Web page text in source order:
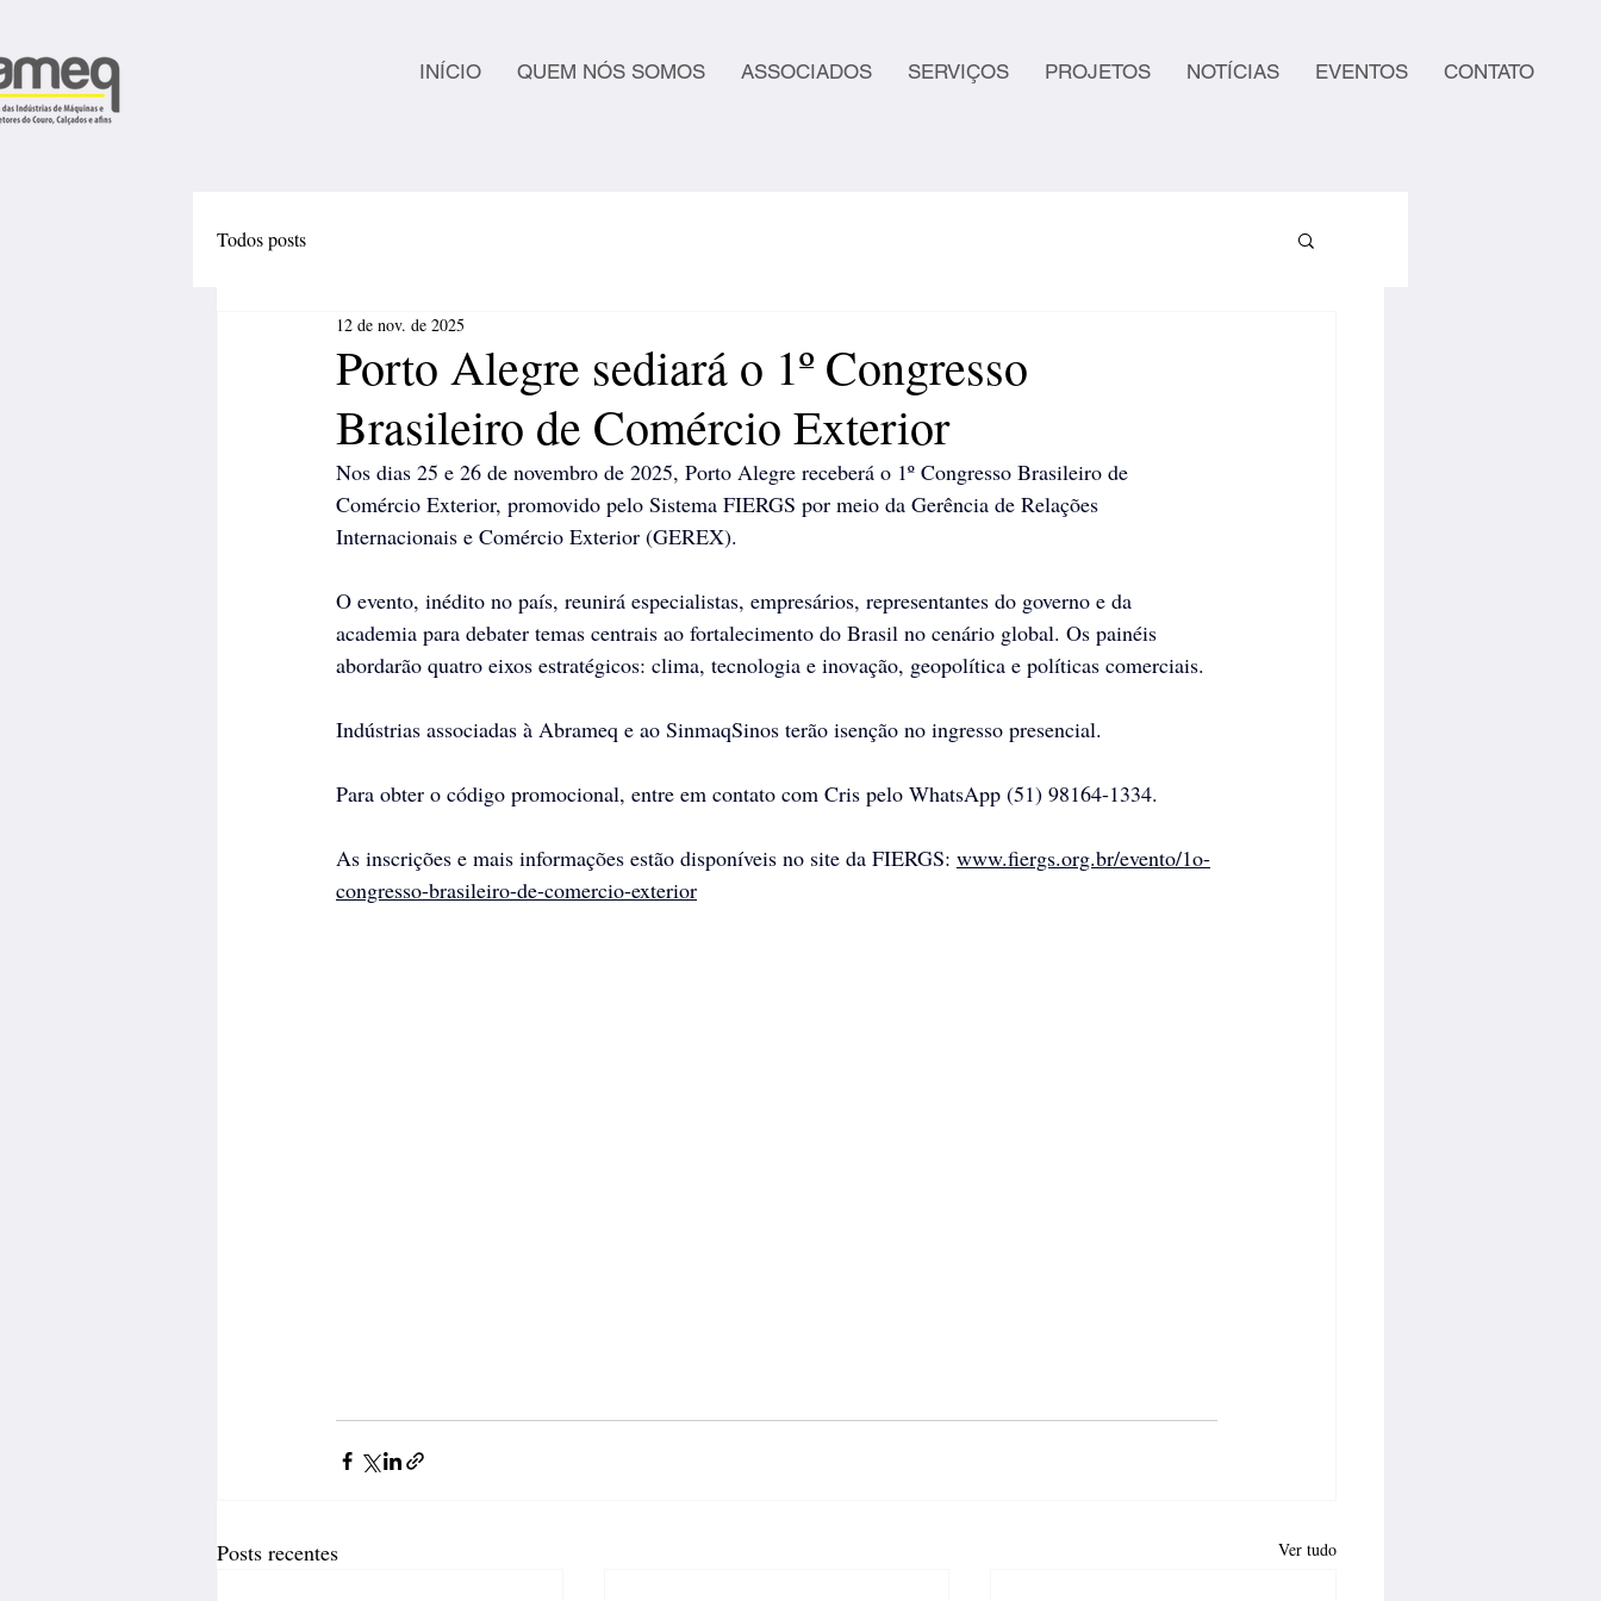
INÍCIO QUEM NÓS SOMOS ASSOCIADOS SERVIÇOS PROJETOS NOTÍCIAS EVENTOS CONTATO
Todos posts
Porto Alegre sediará o 1º Congresso
Brasileiro de Comércio Exterior
12 de nov. de 2025
Nos dias 25 e 26 de novembro de 2025, Porto Alegre receberá o 1º Congresso Brasileiro de
Comércio Exterior, promovido pelo Sistema FIERGS por meio da Gerência de Relações
Internacionais e Comércio Exterior (GEREX).
O evento, inédito no país, reunirá especialistas, empresários, representantes do governo e da
academia para debater temas centrais ao fortalecimento do Brasil no cenário global. Os painéis
abordarão quatro eixos estratégicos: clima, tecnologia e inovação, geopolítica e políticas comerciais.
Indústrias associadas à Abrameq e ao SinmaqSinos terão isenção no ingresso presencial.
Para obter o código promocional, entre em contato com Cris pelo WhatsApp (51) 98164-1334.
As inscrições e mais informações estão disponíveis no site da FIERGS: www.fiergs.org.br/evento/1o-
congresso-brasileiro-de-comercio-exterior
Posts recentes Ver tudo